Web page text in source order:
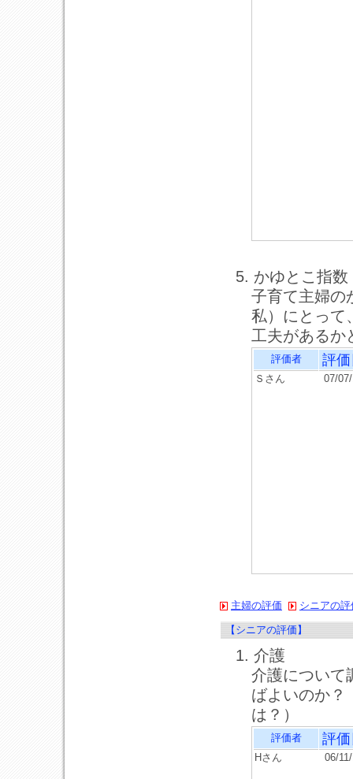
5. かゆとこ指数
子育て主婦の
私）にとって
工夫があるか
評価者 評
Ｓさん 07/
主婦の評価 シニアの評
【シニアの評価】
1. 介護
介護につい
ばよいのか
は？）
評価者 評
Hさん 06/